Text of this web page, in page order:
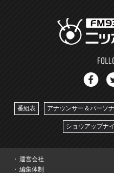
番組表 アナウンサー＆パーソ
ショウアップナ
運営会社
編集体制